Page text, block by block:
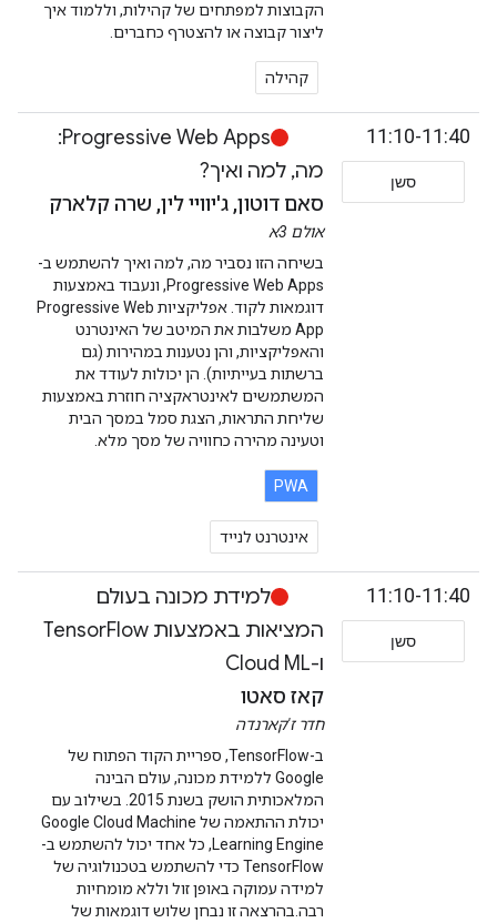
הקבוצות למפתחים של קהילות, וללמוד איך
ליצור קבוצה או להצטרף כחברים.
קהילה
11:10-11:40
סשן
Progressive Web Apps:
מה, למה ואיך?
סאם דוטון, ג'יוויי לין, שרה קלארק
אולם 3א
בשיחה הזו נסביר מה, למה ואיך להשתמש ב-
Progressive Web Apps, ונעבוד באמצעות
דוגמאות לקוד. אפליקציות Progressive Web
App משלבות את המיטב של האינטרנט
והאפליקציות, והן נטענות במהירות (גם
ברשתות בעייתיות). הן יכולות לעודד את
המשתמשים לאינטראקציה חוזרת באמצעות
שליחת התראות, הצגת סמל במסך הבית
וטעינה מהירה כחוויה של מסך מלא.
PWA
אינטרנט לנייד
11:10-11:40
סשן
למידת מכונה בעולם
המציאות באמצעות TensorFlow
ו-Cloud ML
קאז סאטו
חדר ז'קארנדה
ב-TensorFlow, ספריית הקוד הפתוח של
Google ללמידת מכונה, עולם הבינה
המלאכותית הושק בשנת 2015. בשילוב עם
יכולת ההתאמה של Google Cloud Machine
Learning Engine, כל אחד יכול להשתמש ב-
TensorFlow כדי להשתמש בטכנולוגיה של
למידה עמוקה באופן זול וללא מומחיות
רבה.בהרצאה זו נבחן שלוש דוגמאות של